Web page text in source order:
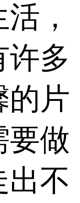
，
许多
的片
要做
出不